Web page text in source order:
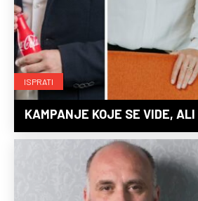
ISPRATI
KAMPANJE KOJE SE VIDE,